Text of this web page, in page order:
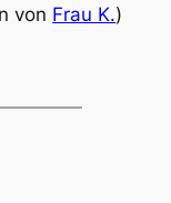
von Frau K.)